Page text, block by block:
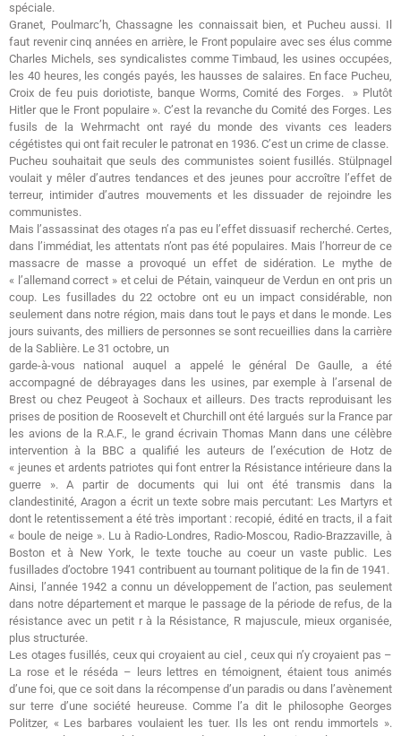
spéciale.
Granet, Poulmarc’h, Chassagne les connaissait bien, et Pucheu aussi. Il
faut revenir cinq années en arrière, le Front populaire avec ses élus comme
Charles Michels, ses syndicalistes comme Timbaud, les usines occupées,
les 40 heures, les congés payés, les hausses de salaires. En face Pucheu,
Croix de feu puis doriotiste, banque Worms, Comité des Forges. » Plutôt
Hitler que le Front populaire ». C’est la revanche du Comité des Forges. Les
fusils de la Wehrmacht ont rayé du monde des vivants ces leaders
cégétistes qui ont fait reculer le patronat en 1936. C’est un crime de classe.
Pucheu souhaitait que seuls des communistes soient fusillés. Stülpnagel
voulait y mêler d’autres tendances et des jeunes pour accroître l’effet de
terreur, intimider d’autres mouvements et les dissuader de rejoindre les
communistes.
Mais l’assassinat des otages n’a pas eu l’effet dissuasif recherché. Certes,
dans l’immédiat, les attentats n’ont pas été populaires. Mais l’horreur de ce
massacre de masse a provoqué un effet de sidération. Le mythe de
« l’allemand correct » et celui de Pétain, vainqueur de Verdun en ont pris un
coup. Les fusillades du 22 octobre ont eu un impact considérable, non
seulement dans notre région, mais dans tout le pays et dans le monde. Les
jours suivants, des milliers de personnes se sont recueillies dans la carrière
de la Sablière. Le 31 octobre, un
garde-à-vous national auquel a appelé le général De Gaulle, a été
accompagné de débrayages dans les usines, par exemple à l’arsenal de
Brest ou chez Peugeot à Sochaux et ailleurs. Des tracts reproduisant les
prises de position de Roosevelt et Churchill ont été largués sur la France par
les avions de la R.A.F., le grand écrivain Thomas Mann dans une célèbre
intervention à la BBC a qualifié les auteurs de l’exécution de Hotz de
« jeunes et ardents patriotes qui font entrer la Résistance intérieure dans la
guerre ». A partir de documents qui lui ont été transmis dans la
clandestinité, Aragon a écrit un texte sobre mais percutant: Les Martyrs et
dont le retentissement a été très important : recopié, édité en tracts, il a fait
« boule de neige ». Lu à Radio-Londres, Radio-Moscou, Radio-Brazzaville, à
Boston et à New York, le texte touche au coeur un vaste public. Les
fusillades d’octobre 1941 contribuent au tournant politique de la fin de 1941.
Ainsi, l’année 1942 a connu un développement de l’action, pas seulement
dans notre département et marque le passage de la période de refus, de la
résistance avec un petit r à la Résistance, R majuscule, mieux organisée,
plus structurée.
Les otages fusillés, ceux qui croyaient au ciel , ceux qui n’y croyaient pas –
La rose et le réséda – leurs lettres en témoignent, étaient tous animés
d’une foi, que ce soit dans la récompense d’un paradis ou dans l’avènement
sur terre d’une société heureuse. Comme l’a dit le philosophe Georges
Politzer, « Les barbares voulaient les tuer. Ils les ont rendu immortels ».